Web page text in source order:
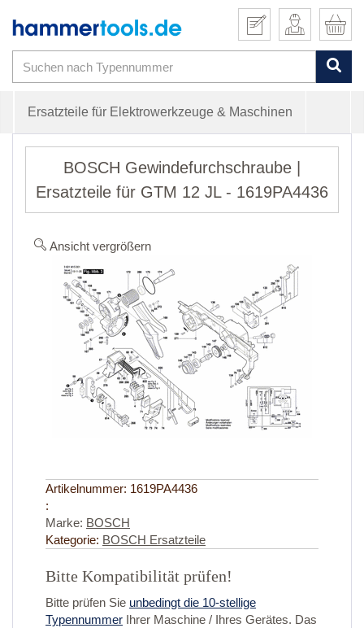
Ersatzteile für Elektrowerkzeuge & Maschinen
BOSCH Gewindefurchschraube |
Ersatzteile für GTM 12 JL - 1619PA4436
Ansicht vergrößern
Artikelnummer: 1619PA4436
:
Marke: BOSCH
Kategorie: BOSCH Ersatzteile
Bitte Kompatibilität prüfen!
Bitte prüfen Sie unbedingt die 10-stellige
Typennummer Ihrer Maschine / Ihres Gerätes. Das